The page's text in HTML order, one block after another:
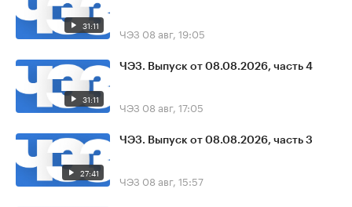
31:11 ЧЭЗ 08 авг, 19:05
31:11
ЧЭЗ. Выпуск от 08.08.2026, часть 4
ЧЭЗ 08 авг, 17:05
27:41
ЧЭЗ. Выпуск от 08.08.2026, часть 3
ЧЭЗ 08 авг, 15:57